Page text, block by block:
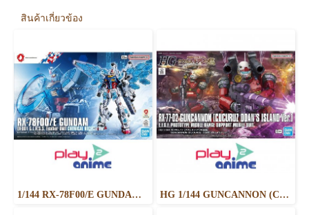
สินค้าเกี่ยวข้อง
1/144 RX-78F00/E GUNDAM (EX-001 G.L.R.S.S. Feather UNIT) CHEMICAL RECYCLE Ver. HG 1/144 GUNCANNON (CUCURUZ DOAN’S ISLAND VER.)